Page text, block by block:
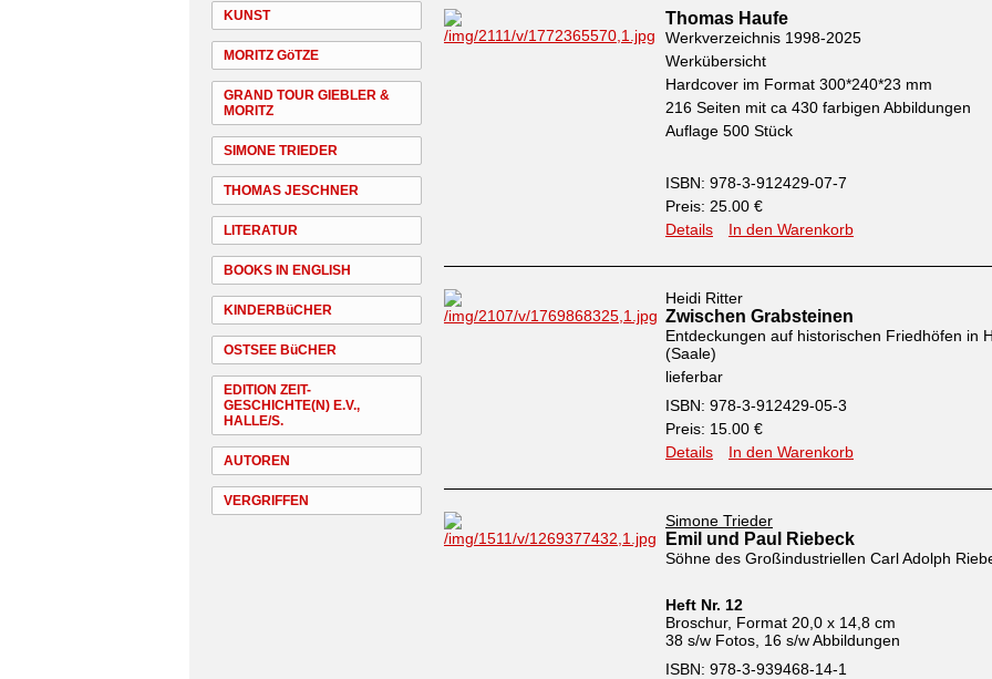
KUNST
MORITZ GöTZE
GRAND TOUR GIEBLER &
MORITZ
SIMONE TRIEDER
THOMAS JESCHNER
LITERATUR
BOOKS IN ENGLISH
KINDERBüCHER
OSTSEE BüCHER
EDITION ZEIT-
GESCHICHTE(N) E.V.,
HALLE/S.
AUTOREN
VERGRIFFEN
Thomas Haufe
Werkverzeichnis 1998-2025
Werkübersicht
Hardcover im Format 300*240*23 mm
216 Seiten mit ca 430 farbigen Abbildungen
Auflage 500 Stück
ISBN: 978-3-912429-07-7
Preis: 25.00 €
Details
In den Warenkorb
Heidi Ritter
Zwischen Grabsteinen
Entdeckungen auf historischen Friedhöfen in
(Saale)
lieferbar
ISBN: 978-3-912429-05-3
Preis: 15.00 €
Details
In den Warenkorb
Simone Trieder
Emil und Paul Riebeck
Söhne des Großindustriellen Carl Adolph
Heft Nr. 12
Broschur, Format 20,0 x 14,8 cm
38 s/w Fotos, 16 s/w Abbildungen
ISBN: 978-3-939468-14-1